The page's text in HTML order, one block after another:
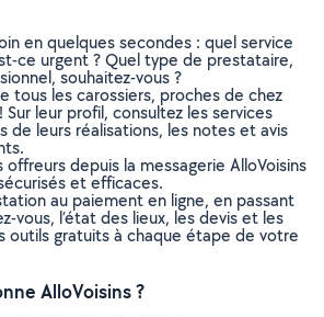
en quelques secondes : quel service
ce urgent ? Quel type de prestataire,
souhaitez-vous ?
tous les carossiers, proches de chez
Sur leur profil, consultez les services
de leurs réalisations, les notes et avis
offreurs depuis la messagerie AlloVoisins
et efficaces.
au paiement en ligne, en passant
vous, l’état des lieux, les devis et les
outils gratuits à chaque étape de votre
AlloVoisins ?